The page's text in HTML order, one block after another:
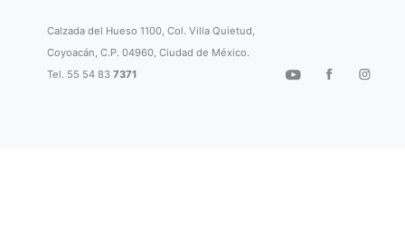
Calzada del Hueso 1100, Col. Villa Quietud,
Coyoacán, C.P. 04960, Ciudad de México.
Tel. 55 54 837371